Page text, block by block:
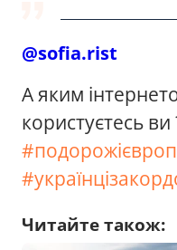
@sofia.rist
А яким
користуєтесь ви
Читайте також: